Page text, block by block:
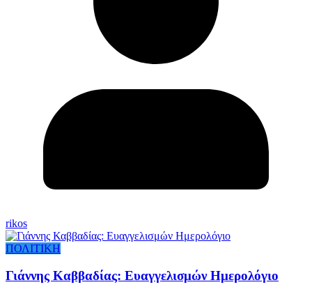
rikos
ΠΟΛΙΤΙΚΗ
Γιάννης Καββαδίας: Ευαγγελισμών Ημερολόγιο